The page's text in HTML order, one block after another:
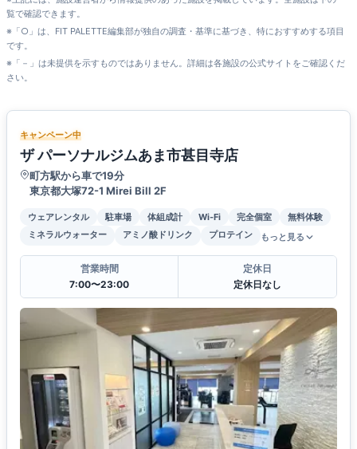
覧で確認できます。
※「○」は、FIT PALETTE編集部が独自の調査・基準に基づき、特におすすめする項目
です。
※「－」は未提供を示すものではありません。詳細は各施設の公式サイトをご確認くだ
さい。
キャンペーン中
ザ パーソナルジムあま市甚目寺店
町方駅から車で19分
東京都大塚72-1 Mirei Bill 2F
ウェアレンタル 駐車場 体組成計 Wi-Fi 完全個室
無料体験
ミネラルウォーター
アミノ酸ドリンク プロテイン もっと見る
営業時間
7:00〜23:00
定休日
定休日なし